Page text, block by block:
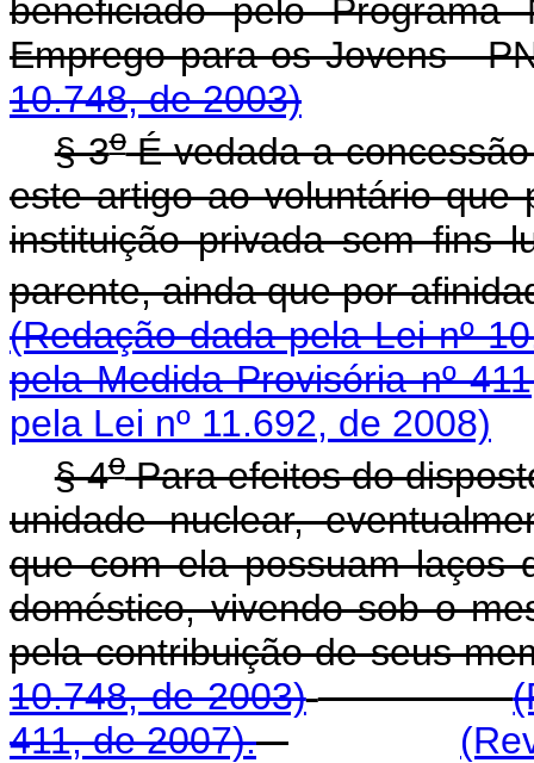
beneficiado pelo
Emprego para os
10.748, de 2003)
§ 3oÉ vedada a
este artigo ao voluntário que
instituição privada sem fins
parente, ainda que por
(Redação dada pela Lei nº
pela Medida Provisória nº
pela Lei nº 11.692, de 2008)
§ 4oPara efeitos do
unidade nuclear,
que com ela possuam laços
doméstico, vivendo sob o
pela contribuição de
10.748, de 2003)
411, de 2007).